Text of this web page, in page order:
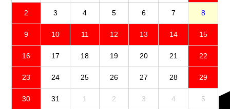
2 3 4 5 6 7 8
9 10 11 12 13 14 15
16 17 18 19 20 21 22
23 24 25 26 27 28 29
30 31 1 2 3 4 5